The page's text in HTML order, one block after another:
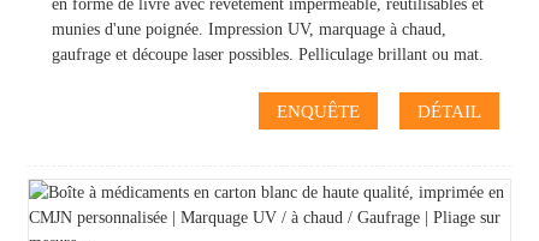
en forme de livre avec revêtement imperméable, réutilisables et
munies d'une poignée. Impression UV, marquage à chaud,
gaufrage et découpe laser possibles. Pelliculage brillant ou mat.
ENQUÊTE DÉTAIL